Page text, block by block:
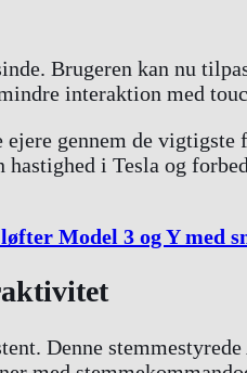
Brugeren kan nu
interaktion med
gennem de
i Tesla og
Model 3 og Y med
Denne